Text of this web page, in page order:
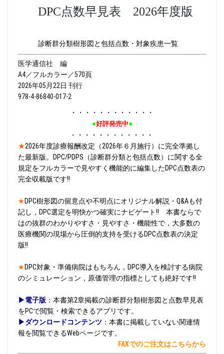
DPC点数早見表 2026年度版
診断群分類樹形図と包括点数・対象疾患一覧
医学通信社 編
A4／フルカラー／570頁
2026年05月22日 刊行
978-4-86840-017-2
・・・・・・・・・・・・
●好評発売中●
・・・・・・・・・・・・
★2026年度診療報酬改定（2026年６月施行）に完全準拠し
た最新版。DPC/PDPS（診断群分類と包括点数）に関する全
規定をフルカラーで見やすく機能的に編集したDPC点数表の
完全収載版です‼
★DPC樹形図の留意点や不明点にオリジナル解説・Q&Aも付
記し，DPC選定を明快かつ確実にナビゲート!! 本書ならで
はの抜群のわかりやすさ・見やすさ・機能性で，大多数の
医療機関の現場から圧倒的支持を受けるDPC点数表の決定
版!!
★DPC対象・準備病院はもちろん，DPC導入を検討する病院
のシミュレーション，原価管理の指標としても絶好です!!
▶電子版 ：本書第2章掲載の診断群分類樹形図と点数早見表
をPCで閲覧・検索できるアプリです。
▶ダウンロードコンテンツ ：本書に掲載していない関連情
報を閲覧できるWebページです。
FAXでのご注文はこちらから